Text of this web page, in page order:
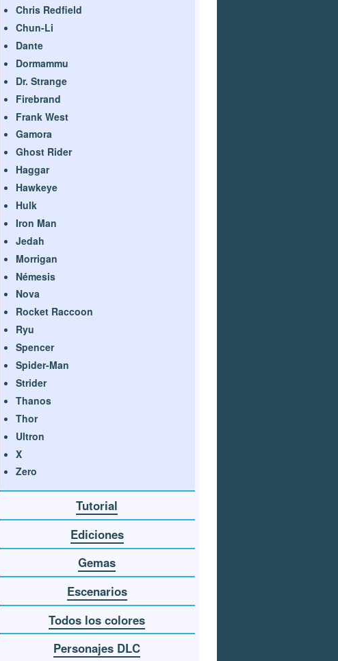
Chris Redfield
Chun-Li
Dante
Dormammu
Dr. Strange
Firebrand
Frank West
Gamora
Ghost Rider
Haggar
Hawkeye
Hulk
Iron Man
Jedah
Morrigan
Némesis
Nova
Rocket Raccoon
Ryu
Spencer
Spider-Man
Strider
Thanos
Thor
Ultron
X
Zero
Tutorial
Ediciones
Gemas
Escenarios
Todos los colores
Personajes DLC